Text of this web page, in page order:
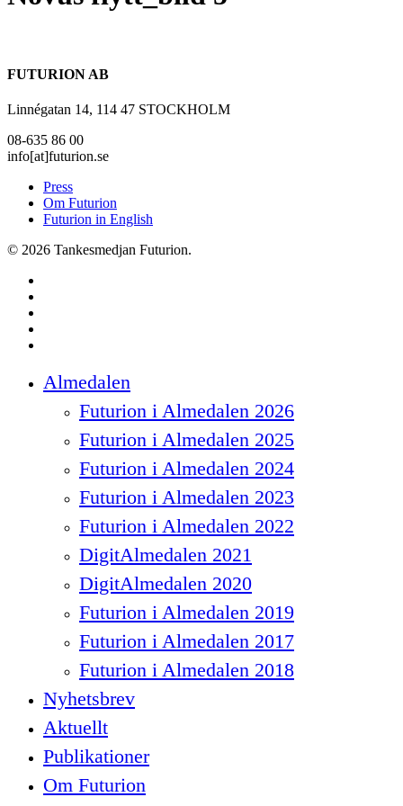
FUTURION AB
Linnégatan 14, 114 47 STOCKHOLM
08-635 86 00
info[at]futurion.se
Press
Om Futurion
Futurion in English
© 2026 Tankesmedjan Futurion.
Menu
Almedalen
Futurion i Almedalen 2026
Futurion i Almedalen 2025
Futurion i Almedalen 2024
Futurion i Almedalen 2023
Futurion i Almedalen 2022
DigitAlmedalen 2021
DigitAlmedalen 2020
Futurion i Almedalen 2019
Futurion i Almedalen 2017
Futurion i Almedalen 2018
Nyhetsbrev
Aktuellt
Publikationer
Om Futurion